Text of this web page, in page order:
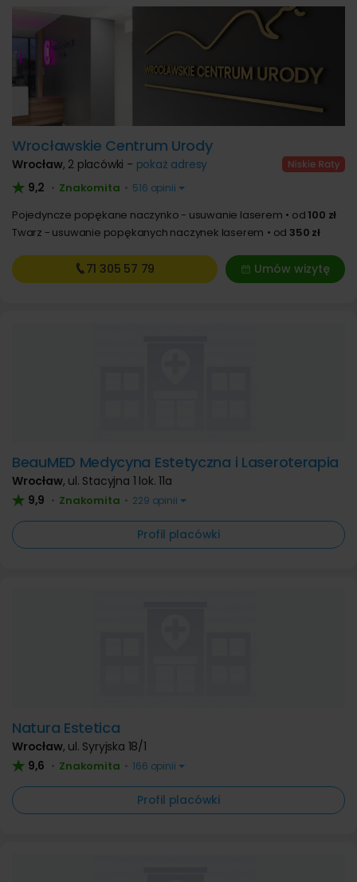
Wrocławskie Centrum Urody
Wrocław, 2 placówki - pokaż adresy
9,2 • Znakomita • 516 opinii
Pojedyncze popękane naczynko - usuwanie laserem od100 zł
Twarz - usuwanie popękanych naczynek laserem
od 350 zł
Umów wizytę
71 305 57 79
BeauMED Medycyna Estetyczna i Laseroterapia
Wrocław, ul. Stacyjna 1 lok. 11a
9,9 • Znakomita • 229 opinii
Profil placówki
Natura Estetica
Wrocław, ul. Syryjska 18/1
9,6 • Znakomita • 166 opinii
Profil placówki